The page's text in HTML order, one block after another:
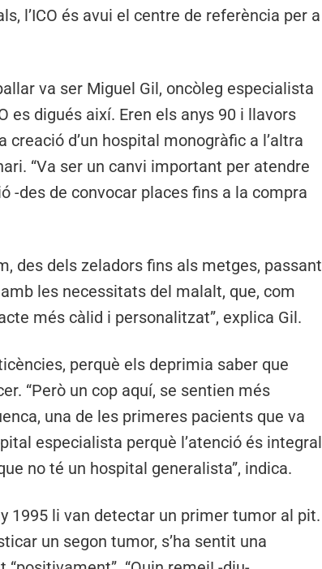
l’ICO és avui el centre de referència per a
va ser Miguel Gil, oncòleg especialista
es digués així. Eren els anys 90 i llavors
creació d’un hospital monogràfic a l’altra
“Va ser un canvi important per atendre
-des de convocar places fins a la compra
des dels zeladors fins als metges, passant
les necessitats del malalt, que, com
més càlid i personalitzat”, explica Gil.
perquè els deprimia saber que
“Però un cop aquí, se sentien més
una de les primeres pacients que va
especialista perquè l’atenció és integral
no té un hospital generalista”, indica.
1995 li van detectar un primer tumor al pit.
un segon tumor, s’ha sentit una